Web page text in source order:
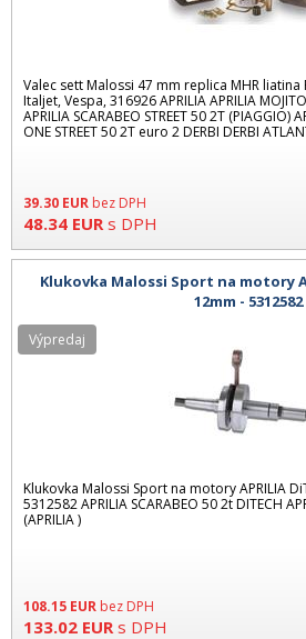
Valec sett Malossi 47 mm replica MHR liatina
Italjet, Vespa, 316926 APRILIA APRILIA
APRILIA SCARABEO STREET 50 2T (PIAGGIO)
ONE STREET 50 2T euro 2 DERBI DERBI
39.30 EUR bez DPH
48.34 EUR s DPH
Klukovka Malossi Sport na motory
12mm - 5312582
Klukovka Malossi Sport na motory APRILIA
5312582 APRILIA SCARABEO 50 2t DITECH
(APRILIA )
108.15 EUR bez DPH
133.02 EUR s DPH
Výpredaj